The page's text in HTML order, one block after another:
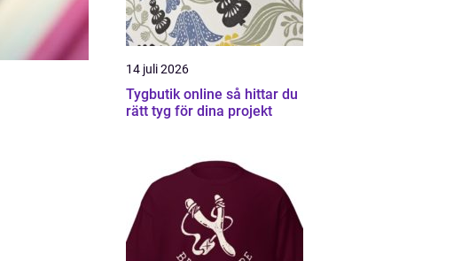
14 juli 2026
Tygbutik online så hittar du
rätt tyg för dina projekt